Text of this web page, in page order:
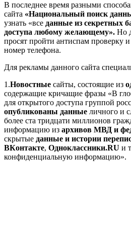
В последнее время разными
сайта «Национальный поиск
узнать «все данные из секретных
доступа любому желающему». Но
просят пройти антиспам проверку
номер телефона.
Для рекламы данного сайта
1.Новостные сайты, состоящие из
содержащие кричащие фразы «В
для открытого доступа группой
опубликованы данные личного и
более ста тридцати миллионов
информацию из архивов МВД и
скрытые данные и истории
ВКoнтактe, Oднoклассники.RU и
конфиденциальную информацию».